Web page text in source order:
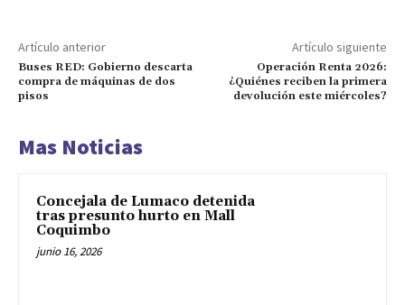
Artículo anterior
Buses RED: Gobierno descarta
compra de máquinas de dos
pisos
Artículo siguiente
Operación Renta 2026:
¿Quiénes reciben la primera
devolución este miércoles?
Mas Noticias
Concejala de Lumaco detenida
tras presunto hurto en Mall
Coquimbo
junio 16, 2026